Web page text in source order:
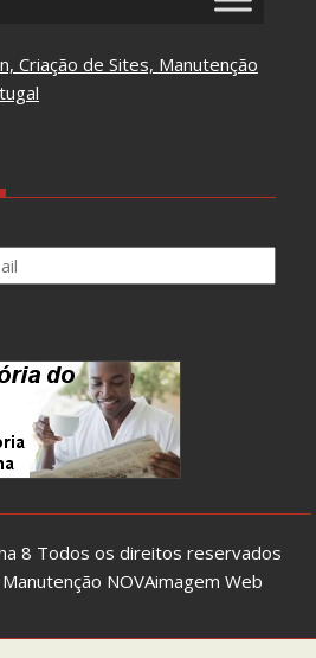
Criação de Sites, Manutenção
8 Todos os direitos reservados
NOVAimagem Web